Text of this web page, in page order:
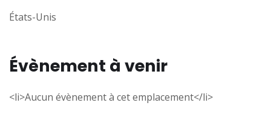
États-Unis
Évènement à venir
<li>Aucun évènement à cet emplacement</li>